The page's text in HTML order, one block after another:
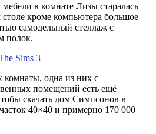
в комнате Лизы старалась
кроме компьютера большое
самодельный стеллаж с
полок.
комнаты, одна из них с
помещений есть ещё
скачать дом Симпсонов в
40×40 и примерно 170 000